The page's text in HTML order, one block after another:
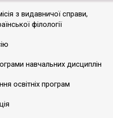
з видавничої справи,
філології
навчальних дисциплін
освітніх програм